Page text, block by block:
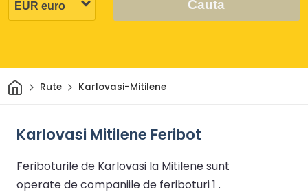
Cauta
AcasăRute Karlovasi-Mitilene
Karlovasi Mitilene Feribot
Feriboturile de Karlovasi la Mitilene sunt
operate de companiile de feriboturi 1 .